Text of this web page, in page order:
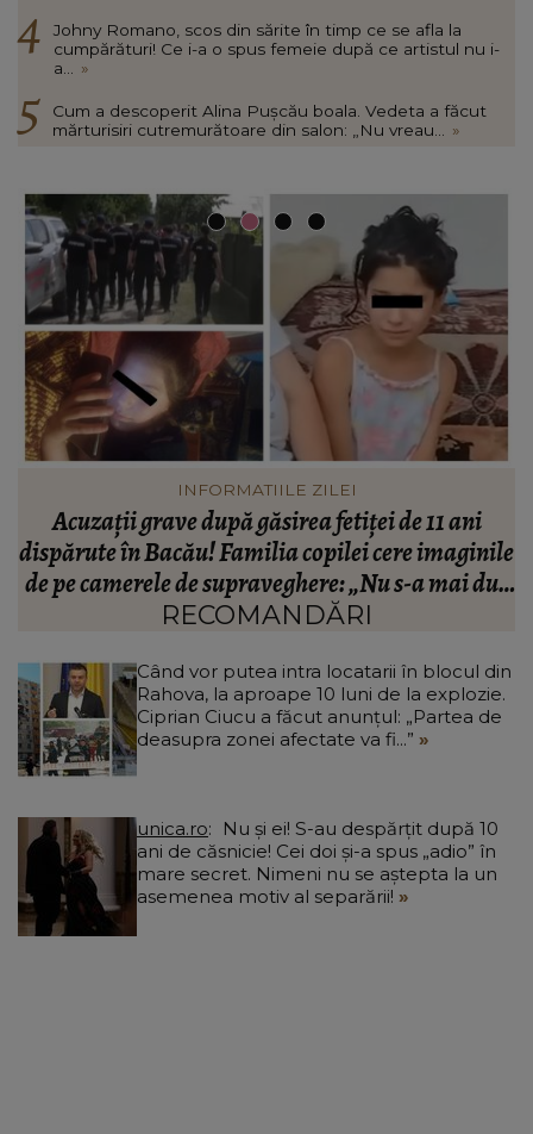
Johny Romano, scos din sărite în timp ce se afla la
cumpărături! Ce i-a o spus femeie după ce artistul nu i-
a...
»
Cum a descoperit Alina Pușcău boala. Vedeta a făcut
mărturisiri cutremurătoare din salon: „Nu vreau...
»
VEDETE
Johny Romano, scos din sărite în timp ce se afla la
cumpărături! Ce i-a o spus femeie după ce artistul
nu i-a răspuns: “Nu bagi…”
RECOMANDĂRI
Când vor putea intra locatarii în blocul din
Rahova, la aproape 10 luni de la explozie.
Ciprian Ciucu a făcut anunțul: „Partea de
deasupra zonei afectate va fi...”
unica.ro
ani de căsnicie! Cei doi și-a spus „adio” în
mare secret. Nimeni nu se aștepta la un
asemenea motiv al separării!